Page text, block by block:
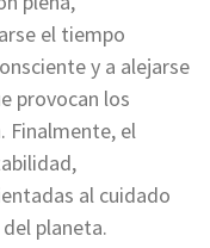
el tiempo
y a alejarse
provocan los
Finalmente, el
al cuidado
planeta.